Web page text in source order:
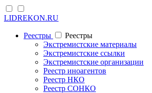
LIDREKON.RU
Реестры
Реестры
Экстремистские материалы
Экстремистские ссылки
Экстремистские организации
Реестр иноагентов
Реестр НКО
Реестр СОНКО